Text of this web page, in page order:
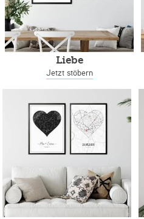
Liebe
Jetzt stöbern